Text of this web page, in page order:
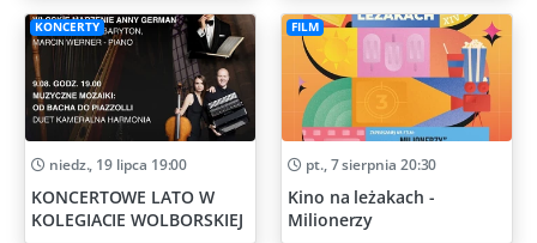
KONCERTY
niedz., 19 lipca 19:00
KONCERTOWE LATO W
KOLEGIACIE WOLBORSKIEJ
FILM
pt., 7 sierpnia 20:30
Kino na leżakach -
Milionerzy